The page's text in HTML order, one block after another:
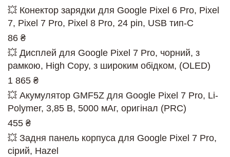
💥 Конектор зарядки для Google Pixel 6 Pro, Pixel
7, Pixel 7 Pro, Pixel 8 Pro, 24 pin, USB тип-C
86 ₴
💥 Дисплей для Google Pixel 7 Pro, чорний, з
рамкою, High Copy, з широким обідком, (OLED)
1 865 ₴
💥 Акумулятор GMF5Z для Google Pixel 7 Pro, Li-
Polymer, 3,85 B, 5000 мАг, оригінал (PRC)
455 ₴
💥 Задня панель корпуса для Google Pixel 7 Pro,
сірий, Hazel